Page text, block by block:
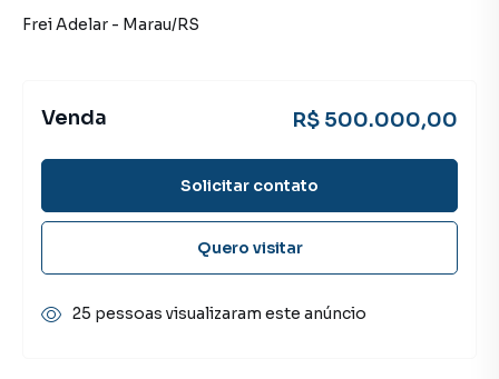
Frei Adelar - Marau/RS
Venda R$ 500.000,00
Solicitar contato
Quero visitar
25 pessoas visualizaram este anúncio